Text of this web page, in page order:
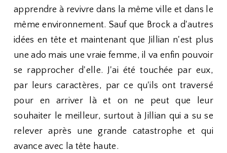
apprendre à revivre dans la même ville et dans le
même environnement. Sauf que Brock a d'autres
idées en tête et maintenant que Jillian n'est plus
une ado mais une vraie femme, il va enfin pouvoir
se rapprocher d'elle. J'ai été touchée par eux,
par leurs caractères, par ce qu'ils ont traversé
pour en arriver là et on ne peut que leur
souhaiter le meilleur, surtout à Jillian qui a su se
relever après une grande catastrophe et qui
avance avec la tête haute.